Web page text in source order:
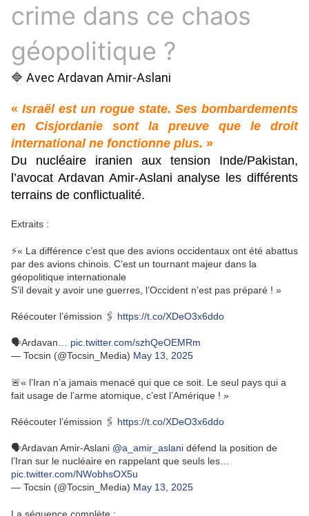
crime dans ce chaos
géopolitique ?
🔷 Avec Ardavan Amir-Aslani
« Israël est un rogue state. Ses bombardements
en Cisjordanie sont la preuve que le droit
international ne fonctionne plus. »
Du nucléaire iranien aux tension Inde/Pakistan,
l’avocat Ardavan Amir-Aslani analyse les différents
terrains de conflictualité.
Extraits :
⚡️« La différence c’est que des avions occidentaux ont été abattus
par des avions chinois. C’est un tournant majeur dans la
géopolitique internationale
S’il devait y avoir une guerres, l’Occident n’est pas préparé ! »
Réécouter l’émission 🖇️ https://t.co/XDeO3x6ddo
🗣️Ardavan… pic.twitter.com/szhQeOEMRm
— Tocsin (@Tocsin_Media) May 13, 2025
🚨« l’Iran n’a jamais menacé qui que ce soit. Le seul pays qui a
fait usage de l’arme atomique, c’est l’Amérique ! »
Réécouter l’émission 🖇️ https://t.co/XDeO3x6ddo
🗣️Ardavan Amir-Aslani @a_amir_aslani défend la position de
l’Iran sur le nucléaire en rappelant que seuls les…
pic.twitter.com/NWobhsOX5u
— Tocsin (@Tocsin_Media) May 13, 2025